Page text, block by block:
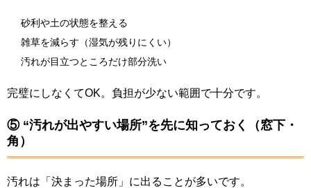
砂利や土の状態を整える
雑草を減らす（湿気が残りにくい）
汚れが目立つところだけ部分洗い
完璧にしなくてOK。負担が少ない範囲で十分です。
⑤ “汚れが出やすい場所”を先に知っておく（窓下・
角）
汚れは「決まった場所」に出ることが多いです。